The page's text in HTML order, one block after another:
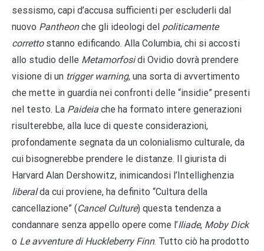
sessismo, capi d’accusa sufficienti per escluderli dal
nuovo Pantheonche gli ideologi del politicamente
correttostanno edificando. Alla Columbia, chi si accosti
allo studio delle Metamorfosidi Ovidio dovrà prendere
visione di un trigger warning, una sorta di avvertimento
che mette in guardia nei confronti delle “insidie” presenti
nel testo. La Paideia che ha formato intere generazioni
risulterebbe, alla luce di queste considerazioni,
profondamente segnata da un colonialismo culturale, da
cui bisognerebbe prendere le distanze. Il giurista di
Harvard Alan Dershowitz, inimicandosi l’Intellighenzia
liberalda cui proviene, ha definito “Cultura della
cancellazione” (Cancel Culture) questa tendenza a
condannare senza appello opere come l’Iliade, Moby Dick
o Le avventure di Huckleberry Finn. Tutto ciò ha prodotto